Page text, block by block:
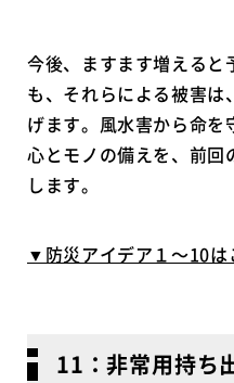
今後、ますます増えると
も、それらによる被害
げます。風水害から命
心とモノの備えを、前
します。
▼防災アイデア１～10は
11：非常用持ち